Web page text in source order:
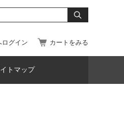
ログイン カートをみる
トマップ